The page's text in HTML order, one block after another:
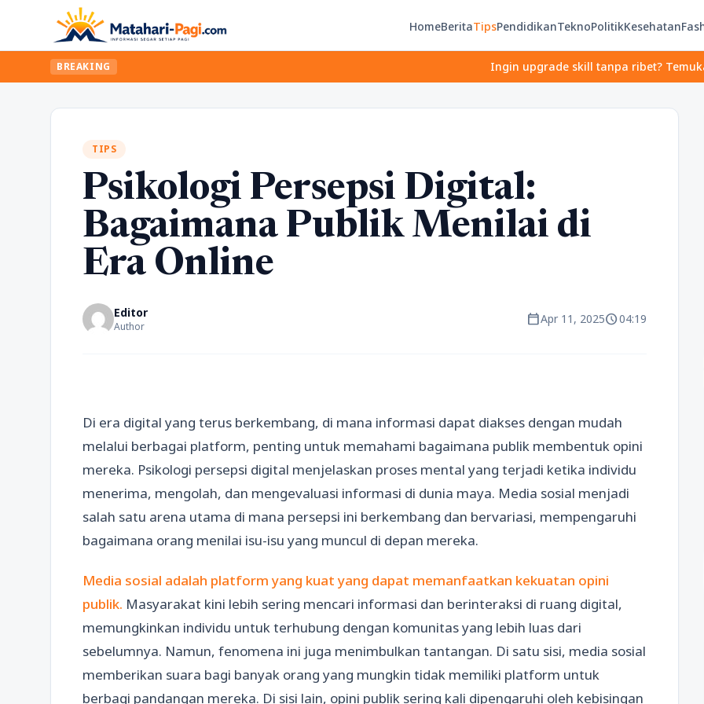
HomeBeritaTipsPendidikanTeknoPolitikKesehatan
BREAKING Ingin upgrade skill tanpa ribet? Temukan kelas
TIPS
Psikologi Persepsi Digital:
Bagaimana Publik Menilai di
Era Online
Editor
Author calendar_todayApr 11, 2025schedule04:19
Di era digital yang terus berkembang, di mana informasi dapat diakses dengan mudah
melalui berbagai platform, penting untuk memahami bagaimana publik membentuk opini
mereka. Psikologi persepsi digital menjelaskan proses mental yang terjadi ketika individu
menerima, mengolah, dan mengevaluasi informasi di dunia maya. Media sosial menjadi
salah satu arena utama di mana persepsi ini berkembang dan bervariasi, mempengaruhi
bagaimana orang menilai isu-isu yang muncul di depan mereka.
Media sosial adalah platform yang kuat yang dapat memanfaatkan kekuatan opini
publik. Masyarakat kini lebih sering mencari informasi dan berinteraksi di ruang digital,
memungkinkan individu untuk terhubung dengan komunitas yang lebih luas dari
sebelumnya. Namun, fenomena ini juga menimbulkan tantangan. Di satu sisi, media sosial
memberikan suara bagi banyak orang yang mungkin tidak memiliki platform untuk
berbagi pandangan mereka. Di sisi lain, opini publik sering kali dipengaruhi oleh kebisingan